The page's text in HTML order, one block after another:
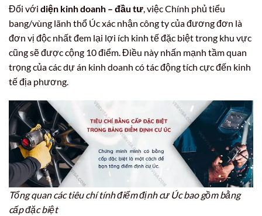
Đối với diện kinh doanh – đầu tư , việc Chính phủ tiểu
bang/vùng lãnh thổ Úc xác nhận công ty của đương đơn là
đơn vị độc nhất đem lại lợi ích kinh tế đặc biệt trong khu vực
cũng sẽ được cộng 10 điểm. Điều này nhấn mạnh tầm quan
trọng của các dự án kinh doanh có tác động tích cực đến kinh
tế địa phương.
Tổng quan các tiêu chí tính điểm định cư Úc bao gồm bằng
cấp đặc biệt